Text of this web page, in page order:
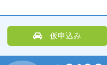
仮申込み